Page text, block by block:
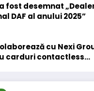
fost desemnat
DAF al anului 2025”
cu Nexi
carduri contactless